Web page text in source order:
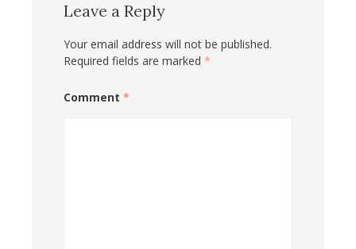
Leave a Reply
Your email address will not be published.
Required fields are marked *
Comment *